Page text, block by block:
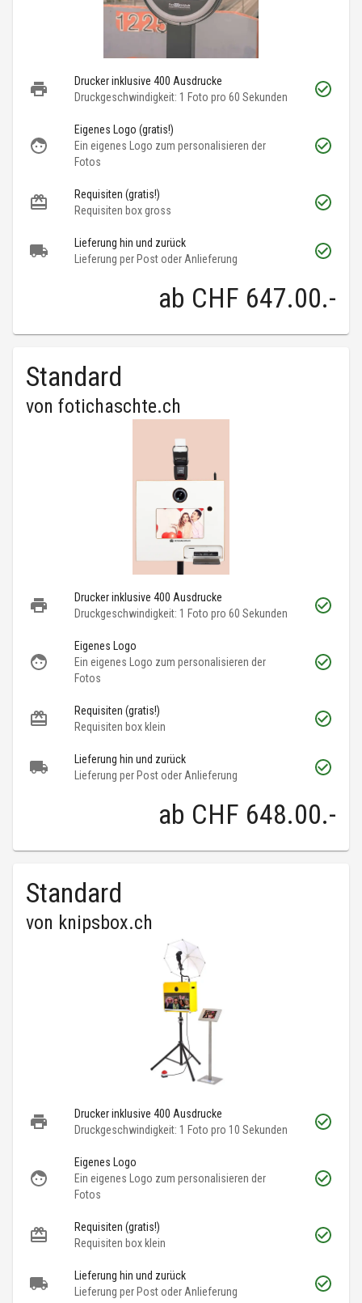
Drucker inklusive 400 Ausdrucke
Druckgeschwindigkeit: 1 Foto pro 60 Sekunden
Eigenes Logo (gratis!)
Ein eigenes Logo zum personalisieren der
Fotos
Requisiten (gratis!)
Requisiten box gross
Lieferung hin und zurück
Lieferung per Post oder Anlieferung
ab CHF 647.00.-
Standard
von fotichaschte.ch
Drucker inklusive 400 Ausdrucke
Druckgeschwindigkeit: 1 Foto pro 60 Sekunden
Eigenes Logo
Ein eigenes Logo zum personalisieren der
Fotos
Requisiten (gratis!)
Requisiten box klein
Lieferung hin und zurück
Lieferung per Post oder Anlieferung
ab CHF 648.00.-
Standard
von knipsbox.ch
Drucker inklusive 400 Ausdrucke
Druckgeschwindigkeit: 1 Foto pro 10 Sekunden
Eigenes Logo
Ein eigenes Logo zum personalisieren der
Fotos
Requisiten (gratis!)
Requisiten box klein
Lieferung hin und zurück
Lieferung per Post oder Anlieferung